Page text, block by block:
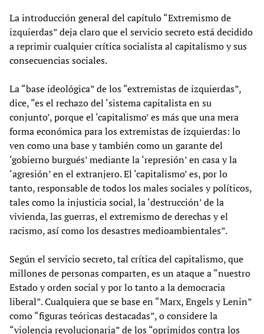
La introducción general del capítulo “Extremismo de
izquierdas” deja claro que el servicio secreto está decidido
a reprimir cualquier crítica socialista al capitalismo y sus
consecuencias sociales.
La “base ideológica” de los “extremistas de izquierdas”,
dice, “es el rechazo del ‘sistema capitalista en su
conjunto’, porque el ‘capitalismo’ es más que una mera
forma económica para los extremistas de izquierdas: lo
ven como una base y también como un garante del
‘gobierno burgués’ mediante la ‘represión’ en casa y la
‘agresión’ en el extranjero. El ‘capitalismo’ es, por lo
tanto, responsable de todos los males sociales y políticos,
tales como la injusticia social, la ‘destrucción’ de la
vivienda, las guerras, el extremismo de derechas y el
racismo, así como los desastres medioambientales”.
Según el servicio secreto, tal crítica del capitalismo, que
millones de personas comparten, es un ataque a “nuestro
Estado y orden social y por lo tanto a la democracia
liberal”. Cualquiera que se base en “Marx, Engels y Lenin”
como “figuras teóricas destacadas”, o considere la
“violencia revolucionaria” de los “oprimidos contra los